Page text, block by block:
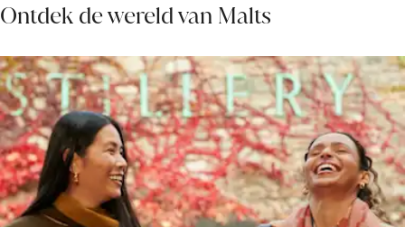
Ontdek de wereld van Malts